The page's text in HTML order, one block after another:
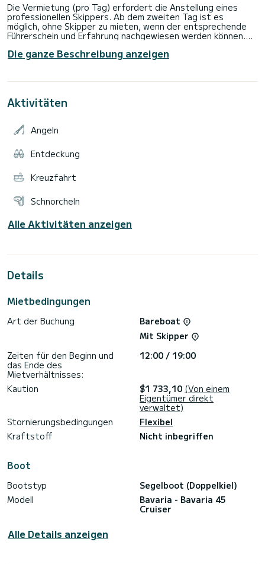
Die Vermietung (pro Tag) erfordert die Anstellung eines
professionellen Skippers. Ab dem zweiten Tag ist es
möglich, ohne Skipper zu mieten, wenn der entsprechende
Führerschein und Erfahrung nachgewiesen werden können.
eine gute Erholung, große Küche, vier Doppelkabinen, drei
Bäder mit Innen- und Außendusche. Plattform am Heck für
Die ganze Beschreibung anzeigen
Aktivitäten
Angeln
Entdeckung
Kreuzfahrt
Schnorcheln
Alle Aktivitäten anzeigen
Details
Mietbedingungen
Art der Buchung
Bareboat
Mit Skipper
Zeiten für den Beginn und
das Ende des
Mietverhältnisses:
12:00 / 19:00
Kaution $1 733,10 (Von einem
Eigentümer direkt
verwaltet)
Stornierungsbedingungen
Flexibel
Kraftstoff
Nicht inbegriffen
Boot
Bootstyp
Segelboot (Doppelkiel)
Modell
Bavaria - Bavaria 45
Cruiser
Alle Details anzeigen